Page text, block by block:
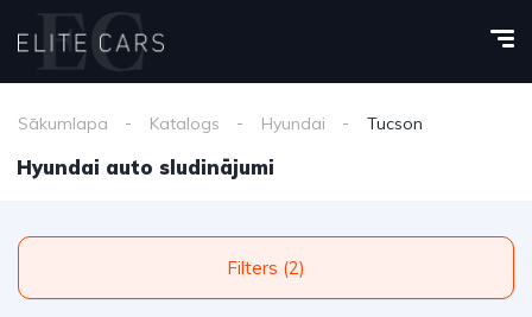
Sākumlapa Katalogs Hyundai Tucson
Hyundai auto sludinājumi
Filters (2)